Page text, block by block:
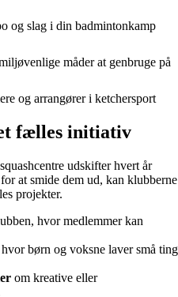
og slag i din badmintonkamp
måder at genbruge på
og arrangører i ketchersport
fælles initiativ
udskifter hvert år
at smide dem ud, kan klubberne
projekter.
hvor medlemmer kan
hvor børn og voksne laver små ting
om kreative eller